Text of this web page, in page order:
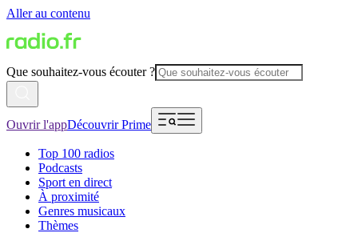
Aller au contenu
Que souhaitez-vous écouter ?
Ouvrir l'appDécouvrir Prime
Top 100 radios
Podcasts
Sport en direct
À proximité
Genres musicaux
Thèmes